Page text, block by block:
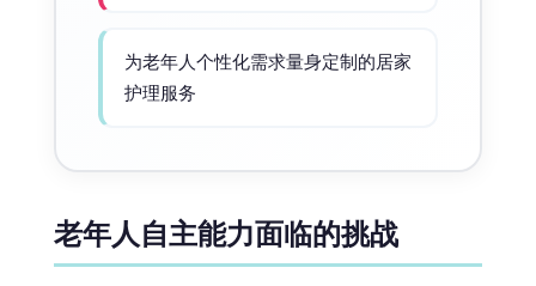
为老年人个性化需求量身定制的居家
护理服务
老年人自主能力面临的挑战